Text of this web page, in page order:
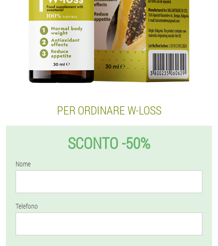
PER ORDINARE W-LOSS
SCONTO -50%
Nome
Telefono